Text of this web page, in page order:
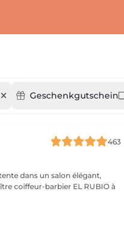
Geschenkgutschein
463
dans un salon élégant,
coiffeur-barbier EL RUBIO à